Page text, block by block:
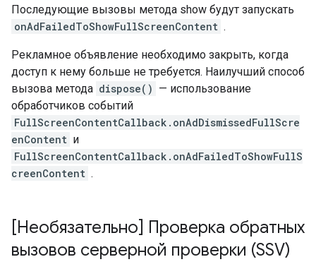
Последующие вызовы метода show будут запускать
onAdFailedToShowFullScreenContent .
Рекламное объявление необходимо закрыть, когда
доступ к нему больше не требуется. Наилучший способ
вызова метода dispose() — использование
обработчиков событий
FullScreenContentCallback.onAdDismissedFullScre
enContent и
FullScreenContentCallback.onAdFailedToShowFullS
creenContent .
[Необязательно] Проверка обратных
вызовов серверной проверки (SSV)